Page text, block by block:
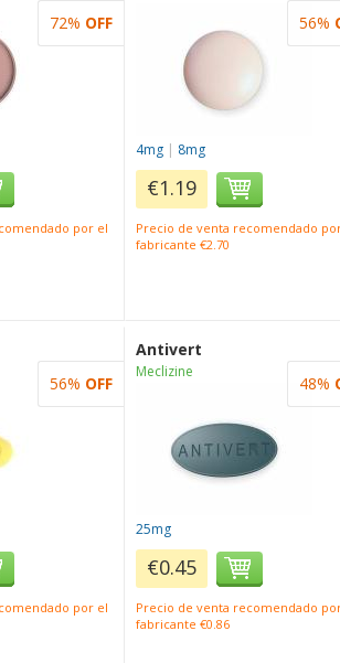
por el
72% OFF
4mg | 8mg
€1.19
Precio de venta recomendado
fabricante €2.70
56%
por el
56% OFF
Antivert
Meclizine
25mg
€0.45
Precio de venta recomendado
fabricante €0.86
48%